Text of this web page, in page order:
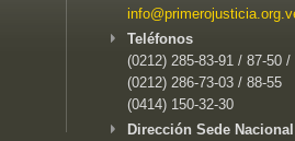
Teléfonos
(0212) 285-83-91 / 87-50 /
(0212) 286-73-03 / 88-55
(0414) 150-32-30
Dirección Sede